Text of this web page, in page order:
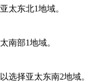
太东北1地域。
南部1地域。
选择亚太东南2地域。